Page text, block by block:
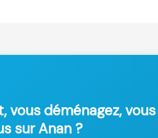
vous déménagez, vous
sur Anan ?